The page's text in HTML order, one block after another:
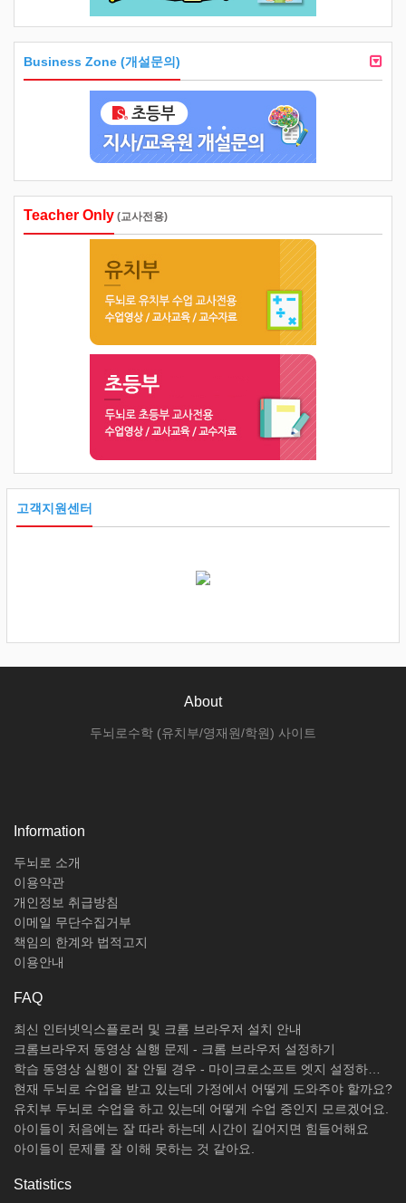
Business Zone (개설문의)
Teacher Only (교사전용)
고객지원센터
About
두뇌로수학 (유치부/영재원/학원) 사이트
Information
두뇌로 소개
이용약관
개인정보 취급방침
이메일 무단수집거부
책임의 한계와 법적고지
이용안내
FAQ
최신 인터넷익스플로러 및 크롬 브라우저 설치 안내
크롬브라우저 동영상 실행 문제 - 크롬 브라우저 설정하기
현재 두뇌로 수업을 받고 있는데 가정에서 어떻게 도와주야 할까요?
유치부 두뇌로 수업을 하고 있는데 어떻게 수업 중인지 모르겠어요.
아이들이 처음에는 잘 따라 하는데 시간이 길어지면 힘들어해요
아이들이 문제를 잘 이해 못하는 것 같아요.
Statistics